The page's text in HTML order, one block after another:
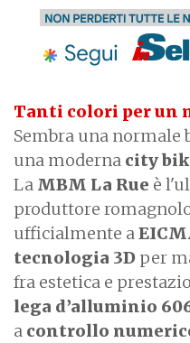
Tanti colori per un
Sembra una normale
una moderna city
La MBM La Rue è
produttore
ufficialmente a
tecnologia 3D per
fra estetica e
lega d’alluminio
a controllo